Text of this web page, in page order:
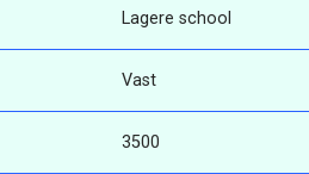
Lagere school
Vast
3500